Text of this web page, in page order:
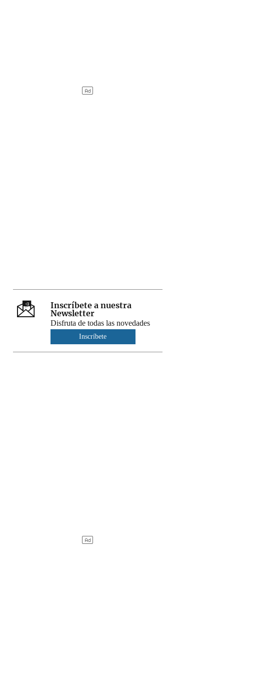
Inscríbete a nuestra
Newsletter
Disfruta de todas las novedades
Inscríbete